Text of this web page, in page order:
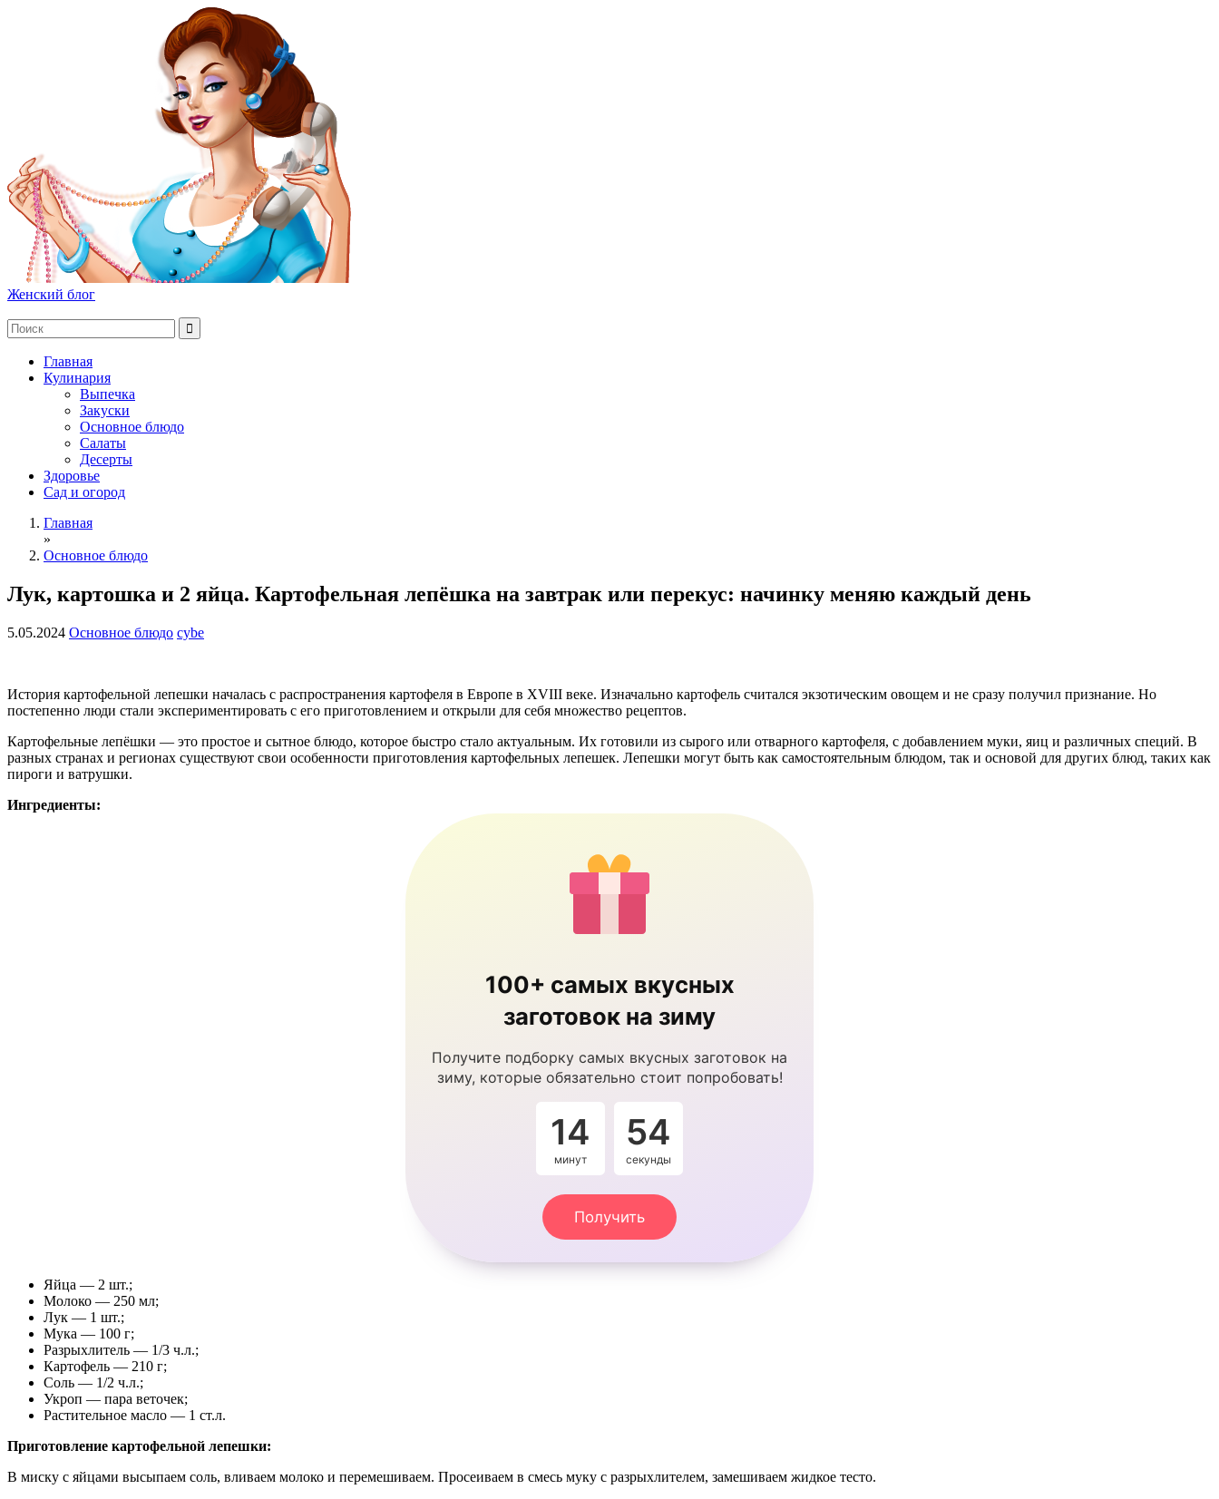
Женский блог
Главная
Кулинария
Выпечка
Закуски
Основное блюдо
Салаты
Десерты
Здоровье
Сад и огород
Главная
»
Основное блюдо
Лук, картошка и 2 яйца. Картофельная лепёшка на завтрак или перекус: начинку меняю каждый день
5.05.2024 Основное блюдо cybe
История картофельной лепешки началась с распространения картофеля в Европе в XVIII веке. Изначально картофель считался экзотическим овощем и не сразу получил признание. Но
постепенно люди стали экспериментировать с его приготовлением и открыли для себя множество рецептов.
Картофельные лепёшки — это простое и сытное блюдо, которое быстро стало актуальным. Их готовили из сырого или отварного картофеля, с добавлением муки, яиц и различных специй. В
разных странах и регионах существуют свои особенности приготовления картофельных лепешек. Лепешки могут быть как самостоятельным блюдом, так и основой для других блюд, таких как
пироги и ватрушки.
Ингредиенты:
100+ самых вкусных
заготовок на зиму
Получите подборку самых вкусных заготовок на
зиму, которые обязательно стоит попробовать!
14
минут
54
секунды
Получить
Яйца — 2 шт.;
Молоко — 250 мл;
Лук — 1 шт.;
Мука — 100 г;
Разрыхлитель — 1/3 ч.л.;
Картофель — 210 г;
Соль — 1/2 ч.л.;
Укроп — пара веточек;
Растительное масло — 1 ст.л.
Приготовление картофельной лепешки:
В миску с яйцами высыпаем соль, вливаем молоко и перемешиваем. Просеиваем в смесь муку с разрыхлителем, замешиваем жидкое тесто.